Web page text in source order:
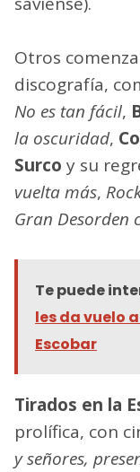
Otros
discografía,
No es tan fácil,
la oscuridad,
Surco y su
vuelta más,
Gran Desorden
Te puede
les da vuelo
Escobar
Tirados en la
prolífica, con
y señores,